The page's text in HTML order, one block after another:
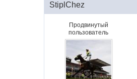
StiplChez
Продвинутый
пользователь